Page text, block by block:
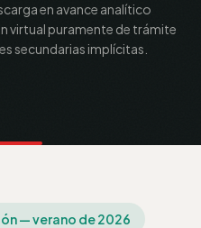
en avance analítico
virtual puramente de trámite
secundarias implícitas.
— verano de 2026